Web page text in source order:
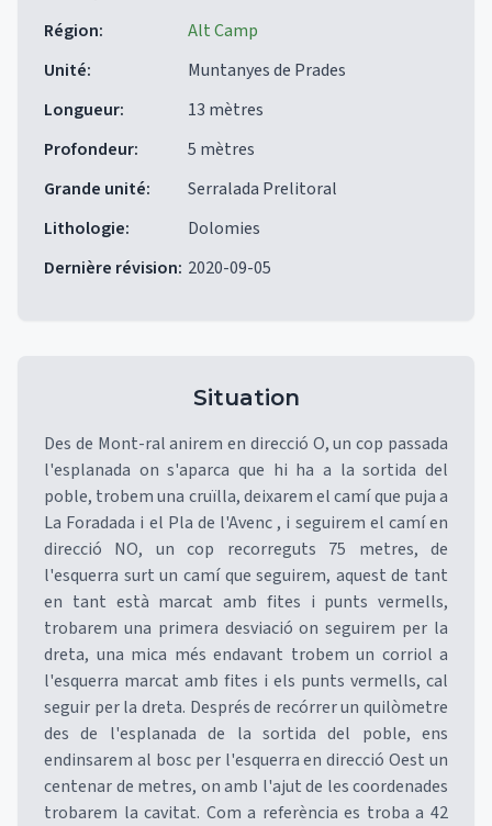
Région:
Alt Camp
Unité:
Muntanyes de Prades
Longueur:
13 mètres
Profondeur:
5 mètres
Grande unité:
Serralada Prelitoral
Lithologie:
Dolomies
Dernière révision: 2020-09-05
Situation
Des de Mont-ral anirem en direcció O, un cop passada
l'esplanada on s'aparca que hi ha a la sortida del
poble, trobem una cruïlla, deixarem el camí que puja a
La Foradada i el Pla de l'Avenc , i seguirem el camí en
direcció NO, un cop recorreguts 75 metres, de
l'esquerra surt un camí que seguirem, aquest de tant
en tant està marcat amb fites i punts vermells,
trobarem una primera desviació on seguirem per la
dreta, una mica més endavant trobem un corriol a
l'esquerra marcat amb fites i els punts vermells, cal
seguir per la dreta. Després de recórrer un quilòmetre
des de l'esplanada de la sortida del poble, ens
endinsarem al bosc per l'esquerra en direcció Oest un
centenar de metres, on amb l'ajut de les coordenades
trobarem la cavitat. Com a referència es troba a 42